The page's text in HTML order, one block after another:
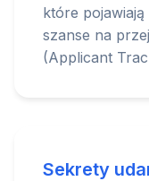
które
szanse na
(Applicant
Sekrety